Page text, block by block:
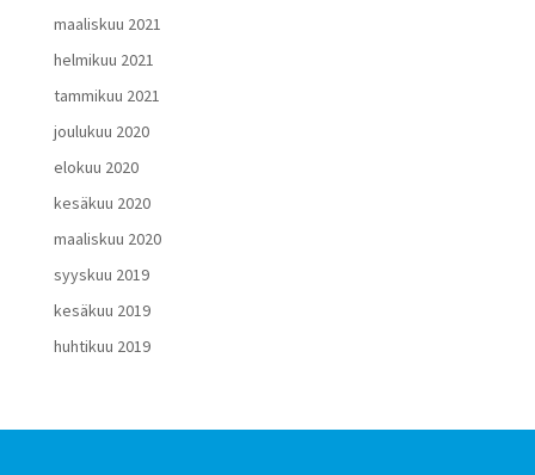
maaliskuu 2021
helmikuu 2021
tammikuu 2021
joulukuu 2020
elokuu 2020
kesäkuu 2020
maaliskuu 2020
syyskuu 2019
kesäkuu 2019
huhtikuu 2019